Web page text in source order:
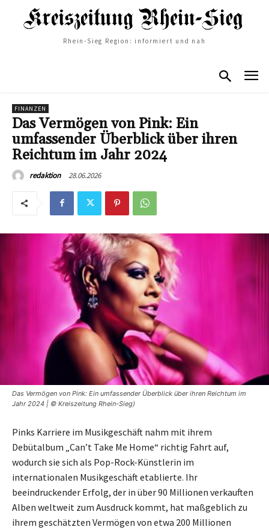
Rhein-Sieg Region: informiert und nah
FINANZEN
Das Vermögen von Pink: Ein
umfassender Überblick über ihren
Reichtum im Jahr 2024
redaktion 28.06.2026
Das Vermögen von Pink: Ein umfassender Überblick über ihren Reichtum im
Jahr 2024 | © Kreiszeitung Rhein-Sieg)
Pinks Karriere im Musikgeschäft nahm mit ihrem
Debütalbum „Can’t Take Me Home“ richtig Fahrt auf,
wodurch sie sich als Pop-Rock-Künstlerin im
internationalen Musikgeschäft etablierte. Ihr
beeindruckender Erfolg, der in über 90 Millionen verkauften
Alben weltweit zum Ausdruck kommt, hat maßgeblich zu
ihrem geschätzten Vermögen von etwa 200 Millionen